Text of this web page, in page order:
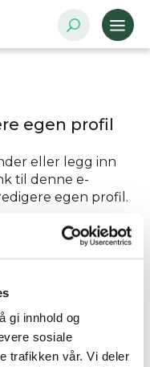
gi innhold og
sosiale
trafikken vår. Vi deler
egen profil
eller legg inn
til denne e-
egen profil.
selv